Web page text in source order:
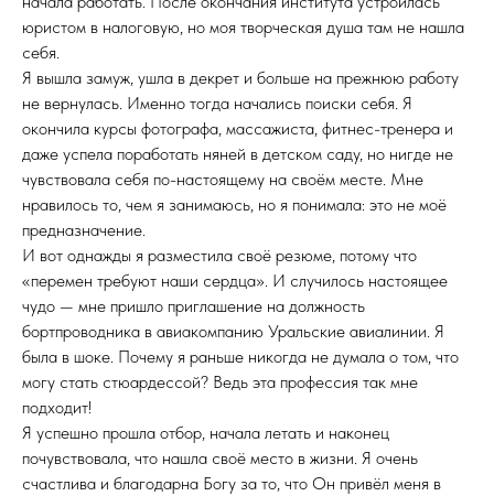
юристом в налоговую, но моя творческая душа там не нашла
себя.
Я вышла замуж, ушла в декрет и больше на прежнюю работу
не вернулась. Именно тогда начались поиски себя. Я
окончила курсы фотографа, массажиста, фитнес-тренера и
даже успела поработать няней в детском саду, но нигде не
чувствовала себя по-настоящему на своём месте. Мне
нравилось то, чем я занимаюсь, но я понимала: это не моё
предназначение.
И вот однажды я разместила своё резюме, потому что
«перемен требуют наши сердца». И случилось настоящее
чудо — мне пришло приглашение на должность
бортпроводника в авиакомпанию Уральские авиалинии. Я
была в шоке. Почему я раньше никогда не думала о том, что
могу стать стюардессой? Ведь эта профессия так мне
подходит!
Я успешно прошла отбор, начала летать и наконец
почувствовала, что нашла своё место в жизни. Я очень
счастлива и благодарна Богу за то, что Он привёл меня в